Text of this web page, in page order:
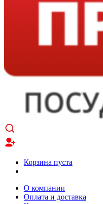
Корзина пуста
О компании
Оплата и доставка